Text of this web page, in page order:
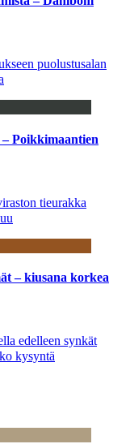
puolustusalan
Poikkimaantien
tieurakka
– kiusana korkea
edelleen synkät
kysyntä